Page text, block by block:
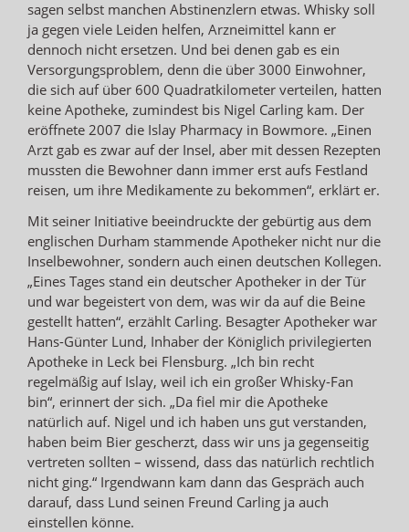
sagen selbst manchen Abstinenzlern etwas. Whisky soll
ja gegen viele Leiden helfen, Arzneimittel kann er
dennoch nicht ersetzen. Und bei denen gab es ein
Versorgungsproblem, denn die über 3000 Einwohner,
die sich auf über 600 Quadratkilometer verteilen, hatten
keine Apotheke, zumindest bis Nigel Carling kam. Der
eröffnete 2007 die Islay Pharmacy in Bowmore. „Einen
Arzt gab es zwar auf der Insel, aber mit dessen Rezepten
mussten die Bewohner dann immer erst aufs Festland
reisen, um ihre Medikamente zu bekommen“, erklärt er.
Mit seiner Initiative beeindruckte der gebürtig aus dem
englischen Durham stammende Apotheker nicht nur die
Inselbewohner, sondern auch einen deutschen Kollegen.
„Eines Tages stand ein deutscher Apotheker in der Tür
und war begeistert von dem, was wir da auf die Beine
gestellt hatten“, erzählt Carling. Besagter Apotheker war
Hans-Günter Lund, Inhaber der Königlich privilegierten
Apotheke in Leck bei Flensburg. „Ich bin recht
regelmäßig auf Islay, weil ich ein großer Whisky-Fan
bin“, erinnert der sich. „Da fiel mir die Apotheke
natürlich auf. Nigel und ich haben uns gut verstanden,
haben beim Bier gescherzt, dass wir uns ja gegenseitig
vertreten sollten – wissend, dass das natürlich rechtlich
nicht ging.“ Irgendwann kam dann das Gespräch auch
darauf, dass Lund seinen Freund Carling ja auch
einstellen könne.